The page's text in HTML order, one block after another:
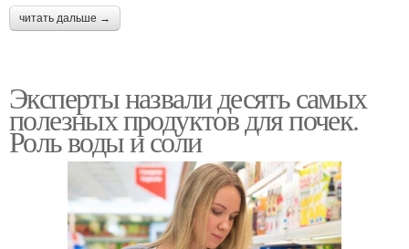
читать дальше →
Эксперты назвали десять самых
полезных продуктов для почек.
Роль воды и соли